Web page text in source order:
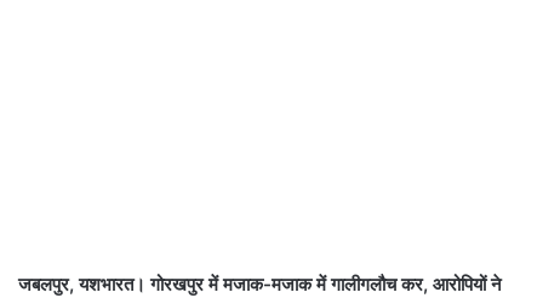
जबलपुर, यशभारत। गोरखपुर में मजाक-मजाक में गालीगलौच कर, आरोपियों ने